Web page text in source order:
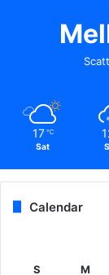
17 ℃
Sat
Calendar
S M